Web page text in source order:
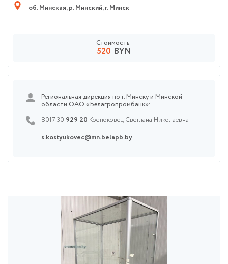
об. Минская,р. Минский,г. Минск
Стоимость:
520 BYN
Региональная дирекция по г. Минску и Минской
области ОАО «Белагропромбанк»:
8017 30 929 20 Костюковец Светлана Николаевна
s.kostyukovec@mn.belapb.by